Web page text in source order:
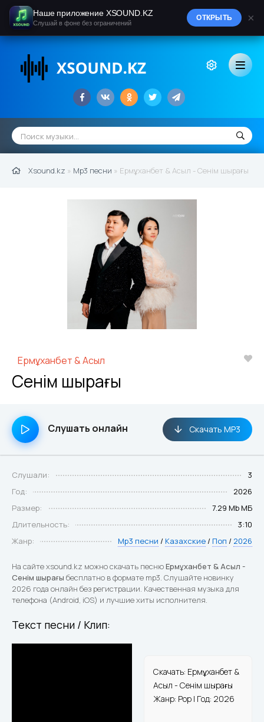
Xsound.kz » Mp3 песни » Ермұханбет & Асыл - Сенім шырағы
Ермұханбет & Асыл
Сенім шырағы
Слушать онлайн Скачать MP3
Слушали:
3
Год:
2026
Размер:
7.29 Mb МБ
Длительность:
3:10
Жанр:
Mp3 песни / Казахские / Поп / 2026
На сайте xsound.kz можно скачать песнюЕрмұханбет & Асыл -
Сенім шырағы бесплатно в формате mp3. Слушайте новинку
2026 года онлайн без регистрации. Качественная музыка для
телефона (Android, iOS) и лучшие хиты исполнителя.
Текст песни / Клип:
Скачать: Ермұханбет &
Асыл - Сенім шырағы
Жанр: Pop | Год: 2026
Наше приложение XSOUND.KZ
Слушай в фоне без ограничений
ОТКРЫТЬ ×